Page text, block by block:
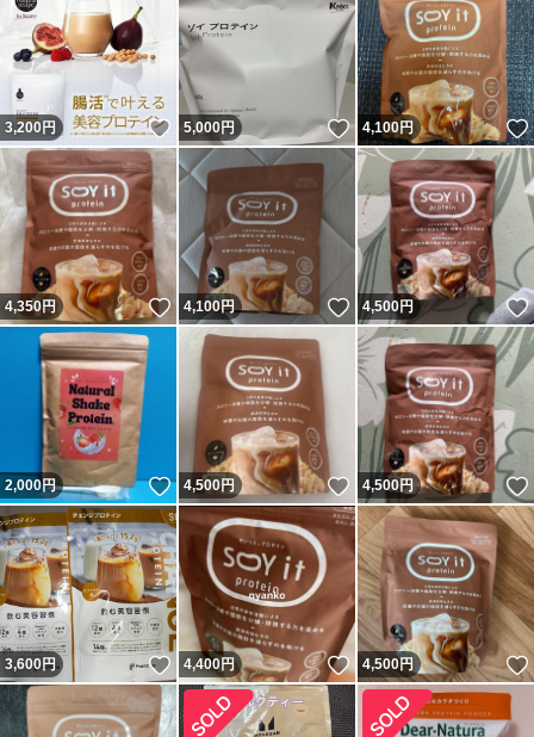
3,200円 いいね！
5,000円 いいね！
4,100円
4,350円 いいね！
4,100円 いいね！
4,500円
2,000円 いいね！
4,500円 いいね！
4,500円
3,600円 いいね！
4,400円 いいね！
4,500円